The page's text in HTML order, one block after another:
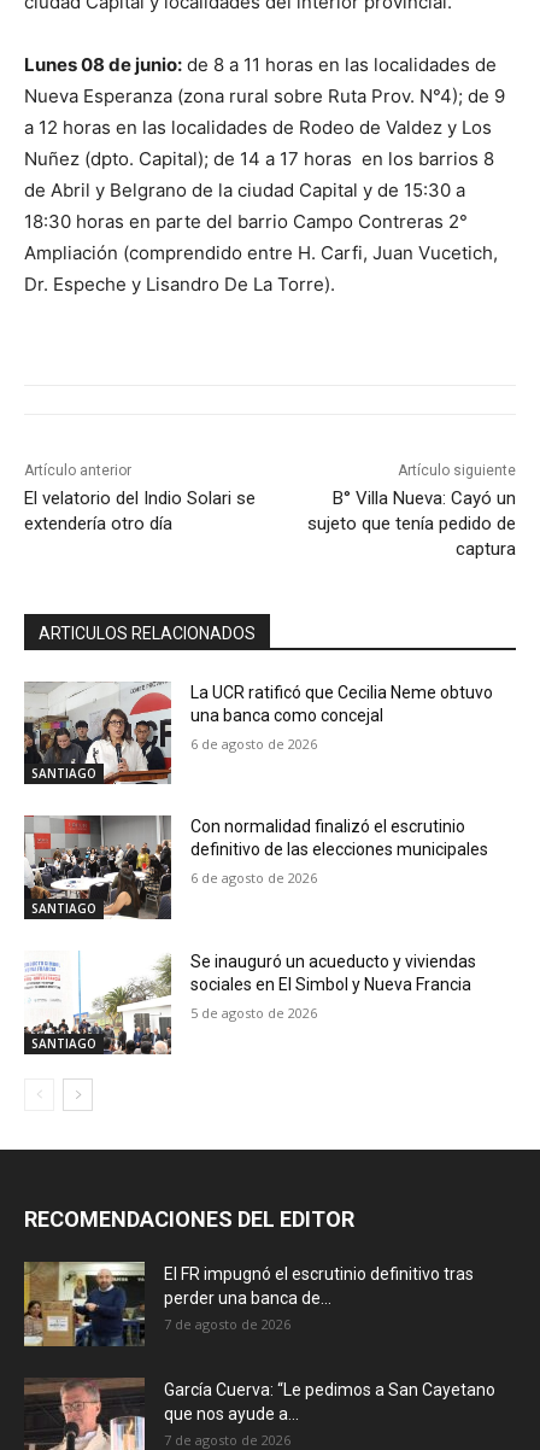
Lunes 08 de junio: de 8 a 11 horas en las localidades de
Nueva Esperanza (zona rural sobre Ruta Prov. N°4); de 9
a 12 horas en las localidades de Rodeo de Valdez y Los
Nuñez (dpto. Capital); de 14 a 17 horas en los barrios 8
de Abril y Belgrano de la ciudad Capital y de 15:30 a
18:30 horas en parte del barrio Campo Contreras 2°
Ampliación (comprendido entre H. Carfi, Juan Vucetich,
Dr. Espeche y Lisandro De La Torre).
Artículo anterior
El velatorio del Indio Solari se
extendería otro día
Artículo siguiente
B° Villa Nueva: Cayó un
sujeto que tenía pedido de
captura
ARTICULOS RELACIONADOS
SANTIAGO
La UCR ratificó que Cecilia Neme obtuvo
una banca como concejal
6 de agosto de 2026
SANTIAGO
Con normalidad finalizó el escrutinio
definitivo de las elecciones municipales
6 de agosto de 2026
SANTIAGO
Se inauguró un acueducto y viviendas
sociales en El Simbol y Nueva Francia
5 de agosto de 2026
RECOMENDACIONES DEL EDITOR
El FR impugnó el escrutinio definitivo tras
perder una banca de...
7 de agosto de 2026
García Cuerva: “Le pedimos a San Cayetano
que nos ayude a...
7 de agosto de 2026